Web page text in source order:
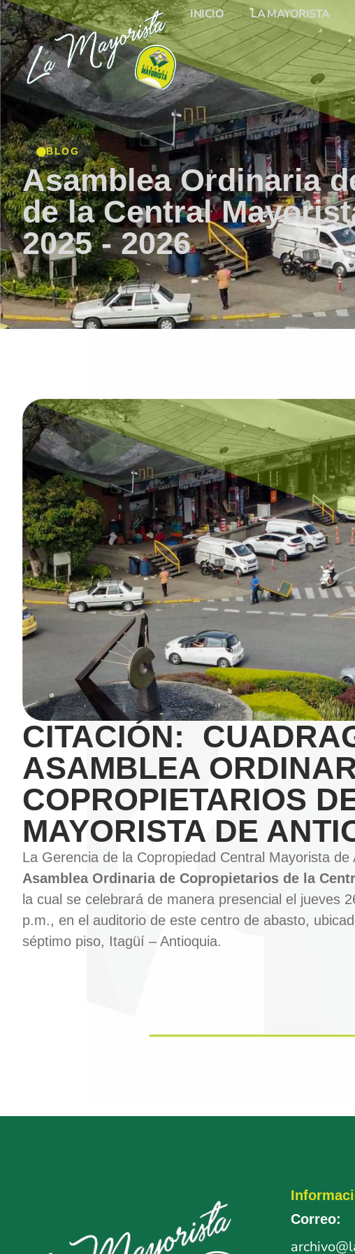
INICIO LA MAYORISTA
BLOG
Asamblea Ordinaria
de la Central
2025 - 2026
CITACIÓN:
ASAMBLEA
COPROPIETARIOS
MAYORISTA DE
La Gerencia de la Copropiedad Central Mayorista
Asamblea Ordinaria de Copropietarios de la
la cual se celebrará de manera presencial el jueves
p.m., en el auditorio de este centro de abasto,
séptimo piso, Itagüí – Antioquia.
Correo:
archivo